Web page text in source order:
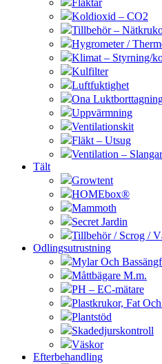
Fläktar
Koldioxid – CO2
Tillbehör –
Hygrometer /
Klimat – Styrning/
Kulfilter
Luftfuktighet
Ona
Uppvärmning
Ventilationskit
Fläkt – Utsug
Ventilation – Slangar
Tält
Growtent
HOMEbox®
Mammoth
Secret Jardin
Tillbehör / Scrog /
Odlingsutrustning
Mylar Och
Måttbägare M.m.
PH – EC-mätare
Plastkrukor, Fat
Plantstöd
Skadedjurskontroll
Väskor
Efterbehandling